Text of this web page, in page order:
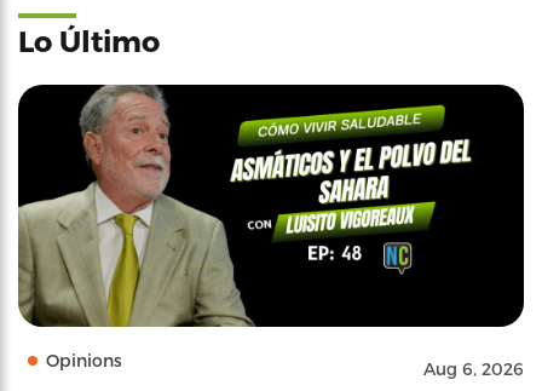
Lo Último
Opinions Aug 6, 2026